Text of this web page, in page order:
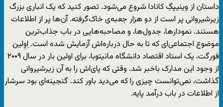
داستان از وینیپگِ کانادا شروع می‌شود. تصور کنید که یک انباری بزرگ
زیرشیروانی پر است از دو هزار جعبه‌ی خاک‌گرفته. آن‌ها پر از اطلاعات
هستند. نمودارها، جدول‌ها، و مصاحبه‌هایی در باب جذاب‌ترین
موضوع اجتماعی‌ای که تا به حال درباره‌اش آزمایش شده است. اِوِلین
فورگت، یک استاد اقتصاد دانشگاه مانیتوبا، برای اولین بار در سال ۲۰۰۹
از وجود این مدارک باخبر شد. وقتی که پای‌اش را به آن زیرشیروانی
گذاشت، نمی‌توانست چیزی را که می‌دید باور کند. گنجینه‌ای بود سرشار
از اطلاعات در باب درآمد پایه.